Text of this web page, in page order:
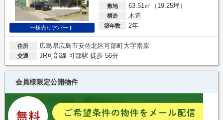
一棟売りアパート
敷地 63.51㎡（19.25坪）
構造 木造
築年数 2年
住所 広島県広島市安佐北区可部町大字南原
交通 JR可部線 可部駅 徒歩 56分
会員様限定公開物件